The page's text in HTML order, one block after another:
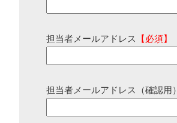
担当者メールアドレス 【必須】
担当者メールアドレス（確認用）